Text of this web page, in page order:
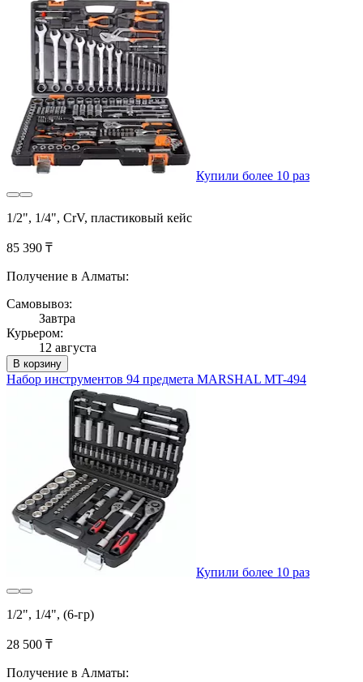
Купили более 10 раз
1/2", 1/4", CrV, пластиковый кейс
85 390 ₸
Получение в Алматы:
Самовывоз:
Завтра
Курьером:
12 августа
В корзину
Набор инструментов 94 предмета MARSHAL MT-494
Купили более 10 раз
1/2", 1/4", (6-гр)
28 500 ₸
Получение в Алматы: